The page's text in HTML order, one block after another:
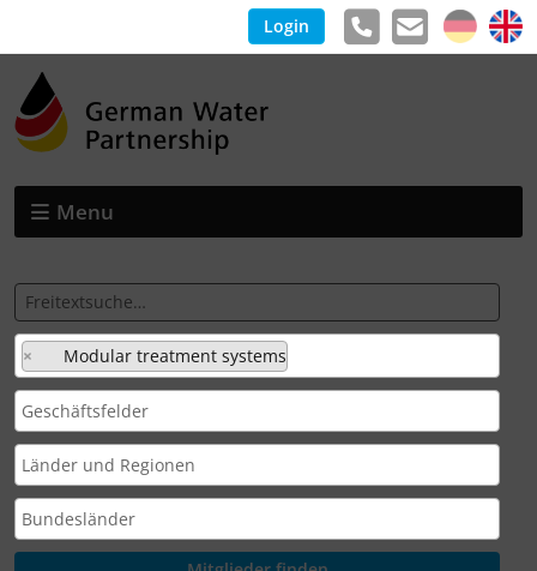
Login
Menu
× Modular treatment systems